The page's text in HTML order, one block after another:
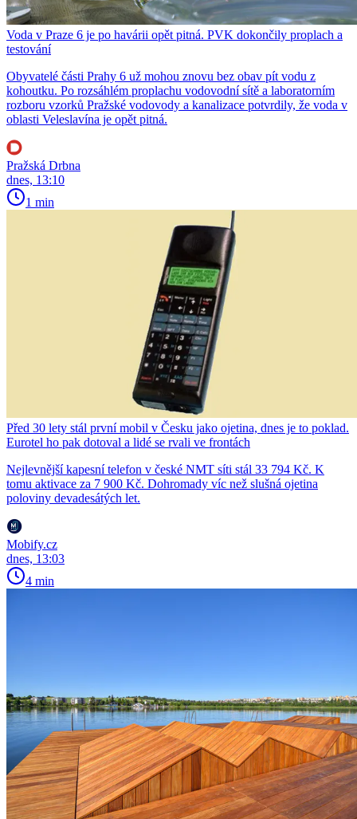
Voda v Praze 6 je po havárii opět pitná. PVK dokončily proplach a
testování
Obyvatelé části Prahy 6 už mohou znovu bez obav pít vodu z
kohoutku. Po rozsáhlém proplachu vodovodní sítě a laboratorním
rozboru vzorků Pražské vodovody a kanalizace potvrdily, že voda v
oblasti Veleslavína je opět pitná.
Pražská Drbna
dnes, 13:10
1 min
Před 30 lety stál první mobil v Česku jako ojetina, dnes je to poklad.
Eurotel ho pak dotoval a lidé se rvali ve frontách
Nejlevnější kapesní telefon v české NMT síti stál 33 794 Kč. K
tomu aktivace za 7 900 Kč. Dohromady víc než slušná ojetina
poloviny devadesátých let.
Mobify.cz
dnes, 13:03
4 min